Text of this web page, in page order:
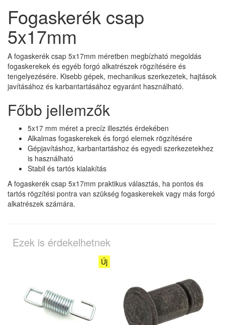
Fogaskerék csap
5x17mm
A fogaskerék csap 5x17mm méretben megbízható megoldás
fogaskerekek és egyéb forgó alkatrészek rögzítésére és
tengelyezésére. Kisebb gépek, mechanikus szerkezetek, hajtások
javításához és karbantartásához egyaránt használható.
Főbb jellemzők
5x17 mm méret a precíz illesztés érdekében
Alkalmas fogaskerekek és forgó elemek rögzítésére
Gépjavításhoz, karbantartáshoz és egyedi szerkezetekhez
is használható
Stabil és tartós kialakítás
A fogaskerék csap 5x17mm praktikus választás, ha pontos és
tartós rögzítési pontra van szükség fogaskerekek vagy más forgó
alkatrészek számára.
Ezek is érdekelhetnek
Új